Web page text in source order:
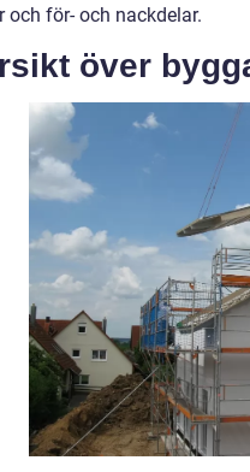
och för- och nackdelar.
över